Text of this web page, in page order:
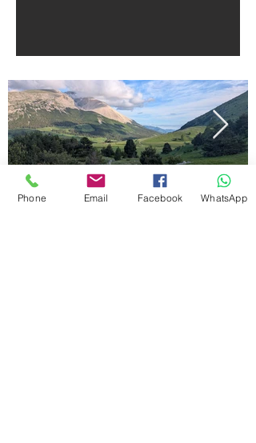
Phone Email Facebook WhatsApp